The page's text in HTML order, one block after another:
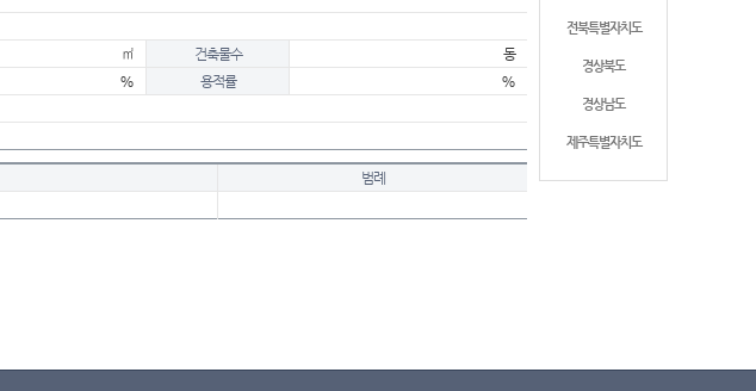
전북특별자치도
경상북도
경상남도
제주특별자치도
㎡ 건축물수
동
% 용적률
%
범례